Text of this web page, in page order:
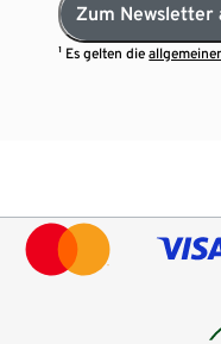
Zum Newsletter
¹ Es gelten die